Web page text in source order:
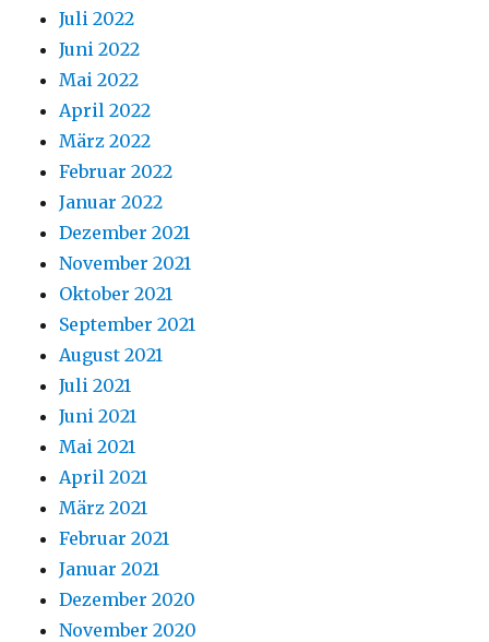
Juli 2022
Juni 2022
Mai 2022
April 2022
März 2022
Februar 2022
Januar 2022
Dezember 2021
November 2021
Oktober 2021
September 2021
August 2021
Juli 2021
Juni 2021
Mai 2021
April 2021
März 2021
Februar 2021
Januar 2021
Dezember 2020
November 2020